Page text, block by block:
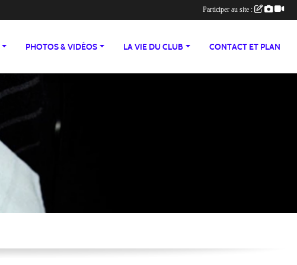
PHOTOS & VIDÉOS LA VIE DU CLUB CONTACT ET PLAN
Participer au site :